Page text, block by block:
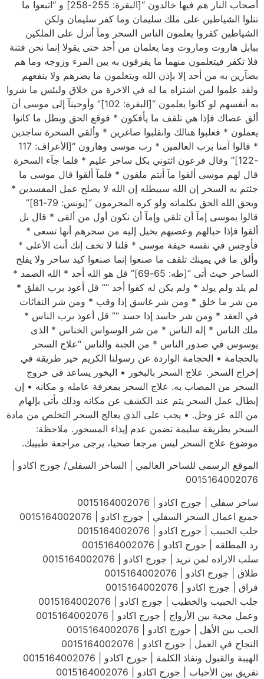
أصحاب النار هم فيها خالدون “[البقرة: 255-258] و “اتبعوا ما
تتلوا الشياطين على ملك سليمان وما كفر سليمان ولكن
الشياطين كفروا يعلمون الناس السحر ومآ أنزل على الملكين
ببابل هاروت وماروت وما يعلمان من أحد حتى يقولا إنما نحن فتنة
فلا تكفر فيتعلمون منهما ما يفرقون به بين المرء وزوجه وما هم
بضآرين به من أحد إلا بإذن الله ويتعلمون ما يضرهم ولا ينفعهم
ولقد علموا لمن اشتراه ما له في الاخرة من خلاق ولبئس ما شروا
به أنفسهم لو كانوا يعلمون “[البقرة: 102]” وأوحينآ إلى موسى أن
ألق عصاك فإذا هي تلقف ما يأفكون * فوقع الحق وبطل ما كانوا
يعملون * فغلبوا هنالك وانقلبوا صاغرين * وألقي السحرة ساجدين
* قالوا آمنا برب العالمين * رب موسى وهارون “[الأعراف: 117
-122]” وقال فرعون ائتوني بكل ساحر عليم * فلما جآء السحرة
قال لهم موسى ألقوا مآ أنتم ملقون * فلمآ ألقوا قال موسى ما
جئتم به السحر إن الله سيبطله إن الله لا يصلح عمل المفسدين *
ويحق الله الحق بكلماته ولو كره المجرمون “[يونس: 79-81]”
قالوا يموسى إمآ أن تلقي وإمآ أن نكون أول من ألقى * قال بل
ألقوا فإذا حبالهم وعصيهم يخيل إليه من سحرهم أنها تسعى *
فأوجس في نفسه خيفة موسى * قلنا لا تخف إنك أنت الأعلى *
وألق ما في يمينك تلقف ما صنعوا إنما صنعوا كيد ساحر ولا يفلح
الساحر حيث أتى “[طه: 65-69]” قل هو الله أحد * الله الصمد *
لم يلد ولم يولد * ولم يكن له كفوا أحد “” قل أعوذ برب الفلق *
من شر ما خلق * ومن شر غاسق إذا وقب * ومن شر النفاثات
في العقد * ومن شر حاسد إذا حسد “” قل أعوذ برب الناس *
ملك الناس * إله الناس * من شر الوسواس الخناس * الذى
يوسوس في صدور الناس * من الجنة والناس “علاج السحر
بالحجامة • الحجامة الواردة عن رسولنا الكريم خير طريقة في
إخراج السحر. علاج السحر بالبخور • البخور يساعد في خروج
السحر من المصاب به. علاج السحر بمعرفة عامله و مكانه • إن
إبطال عمل السحر يتم عند الكشف عن مكانه وذلك يأتي بإلهام
من الله عز وجل. • يجب على الذي يعالج السحر التخلص من مادة
السحر بطريقة سليمة تضمن عدم إيذاء المسحور. ملاحظة:
موضوع علاج السحر ليس مرجعا صحيا، يرجى مراجعة طبيبك.
الموقع الرسمى للساحر العالمي | الساحر السفلي/ جورج اكادو |
0015164002076
ساحر سفلي | جورج اكادو | 0015164002076
جميع اعمال السحر السفلي | جورج اكادو | 0015164002076
جلب الحبيب | جورج اكادو | 0015164002076
رد المطلقه | جورج اكادو | 0015164002076
سلب الاراده لمن تريد | جورج اكادو | 0015164002076
طلاق | جورج اكادو | 0015164002076
فراق | جورج اكادو | 0015164002076
جلب الحبيب والخطيب | جورج اكادو | 0015164002076
وعمل محبة بين الأزواج | جورج اكادو | 0015164002076
الحب بين الأهل | جورج اكادو | 0015164002076
النجاح في العمل | جورج اكادو | 0015164002076
الهيبة والقبول ونفاذ الكلمة | جورج اكادو | 0015164002076
تفريق بين الأحباب | جورج اكادو | 0015164002076